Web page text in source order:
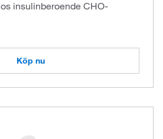
insulinberoende CHO-
Köp nu